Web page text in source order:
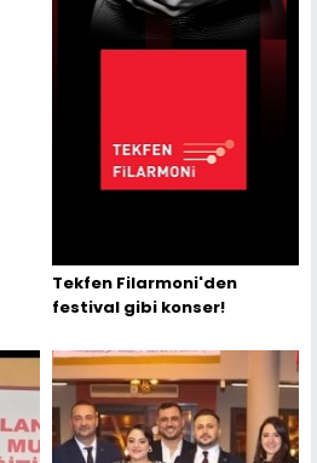
Tekfen Filarmoni'den
festival gibi konser!